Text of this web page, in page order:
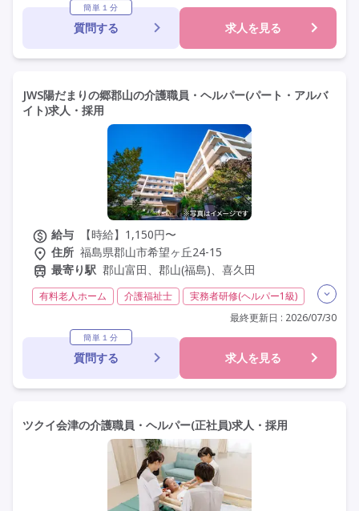
社会保険完備
交通費支給
年間休日110日以上
学歴不問
未経験歓迎
定年65歳以上
資格取得支援 研修制度あり
簡単１分
質問する 求人を見る
JWS陽だまりの郷郡山の介護職員・ヘルパー(パート・アルバ
イト)求人・採用
給与
【時給】1,150円〜
住所 福島県郡山市希望ヶ丘24-15
最寄り駅 郡山富田、郡山(福島)、喜久田
有料老人ホーム 介護福祉士
実務者研修(ヘルパー1級)
その他
非常勤
定年60歳以上 定年65歳以上 車通勤可
最終更新日 : 2026/07/30
簡単１分
質問する 求人を見る
ツクイ会津の介護職員・ヘルパー(正社員)求人・採用